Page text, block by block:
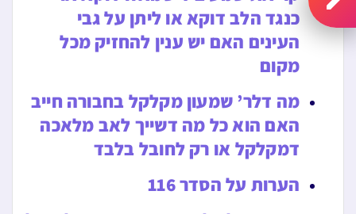
כנגד הלב דוקא או ליתן על גבי
העינים האם יש ענין להחזיק מכל
מקום
מה דלר’ שמעון מקלקל בחבורה חייב
האם הוא כל מה דשייך לאב מלאכה
דמקלקל או רק לחובל בלבד
הערות על הסדר 116